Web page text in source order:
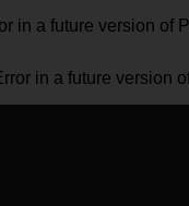
in a future version of
in a future version